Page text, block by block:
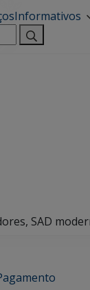
Informativos
SAD